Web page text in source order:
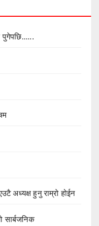
पुगेपछि......
अध्यक्ष हुनु राम्रो होईन
सार्बजनिक